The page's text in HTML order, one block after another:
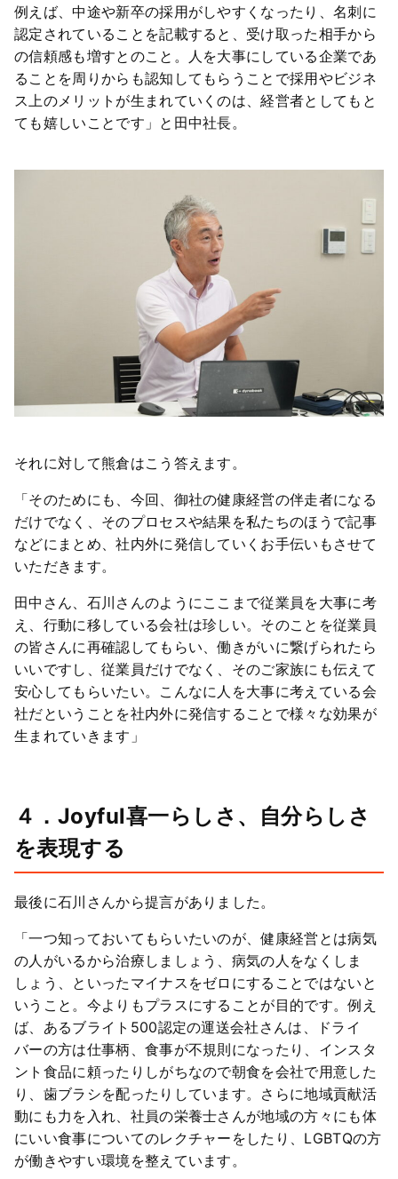
例えば、中途や新卒の採用がしやすくなったり、名刺に
認定されていることを記載すると、受け取った相手から
の信頼感も増すとのこと。人を大事にしている企業であ
ることを周りからも認知してもらうことで採用やビジネ
ス上のメリットが生まれていくのは、経営者としてもと
ても嬉しいことです」と田中社長。
それに対して熊倉はこう答えます。
「そのためにも、今回、御社の健康経営の伴走者になる
だけでなく、そのプロセスや結果を私たちのほうで記事
などにまとめ、社内外に発信していくお手伝いもさせて
いただきます。
田中さん、石川さんのようにここまで従業員を大事に考
え、行動に移している会社は珍しい。そのことを従業員
の皆さんに再確認してもらい、働きがいに繋げられたら
いいですし、従業員だけでなく、そのご家族にも伝えて
安心してもらいたい。こんなに人を大事に考えている会
社だということを社内外に発信することで様々な効果が
生まれていきます」
４．Joyful喜一らしさ、自分らしさ
を表現する
最後に石川さんから提言がありました。
「一つ知っておいてもらいたいのが、健康経営とは病気
の人がいるから治療しましょう、病気の人をなくしま
しょう、といったマイナスをゼロにすることではないと
いうこと。今よりもプラスにすることが目的です。例え
ば、あるブライト500認定の運送会社さんは、ドライ
バーの方は仕事柄、食事が不規則になったり、インスタ
ント食品に頼ったりしがちなので朝食を会社で用意した
り、歯ブラシを配ったりしています。さらに地域貢献活
動にも力を入れ、社員の栄養士さんが地域の方々にも体
にいい食事についてのレクチャーをしたり、LGBTQの方
が働きやすい環境を整えています。